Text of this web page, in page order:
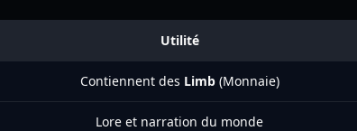
Utilité
Contiennent des Limb(Monnaie)
Lore et narration du monde